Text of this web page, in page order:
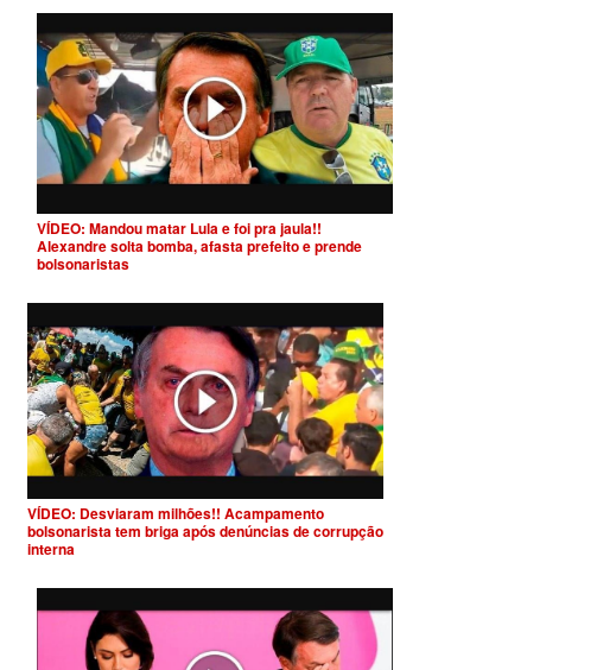
VÍDEO: Mandou matar Lula e foi pra jaula!!
Alexandre solta bomba, afasta prefeito e prende
bolsonaristas
VÍDEO: Desviaram milhões!! Acampamento
bolsonarista tem briga após denúncias de corrupção
interna